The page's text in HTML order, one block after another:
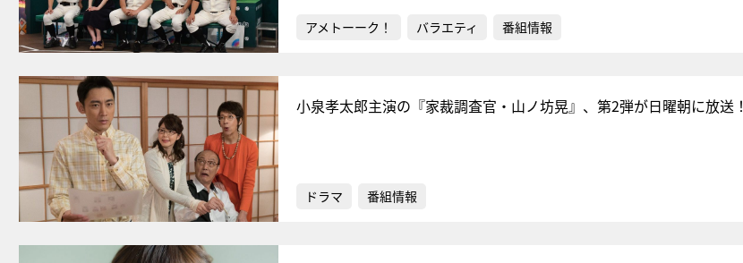
アメトーーク！ バラエティ 番組情報
小泉孝太郎主演の『家裁調査官・山ノ坊晃』、第2弾が日曜朝に放送！
ドラマ 番組情報